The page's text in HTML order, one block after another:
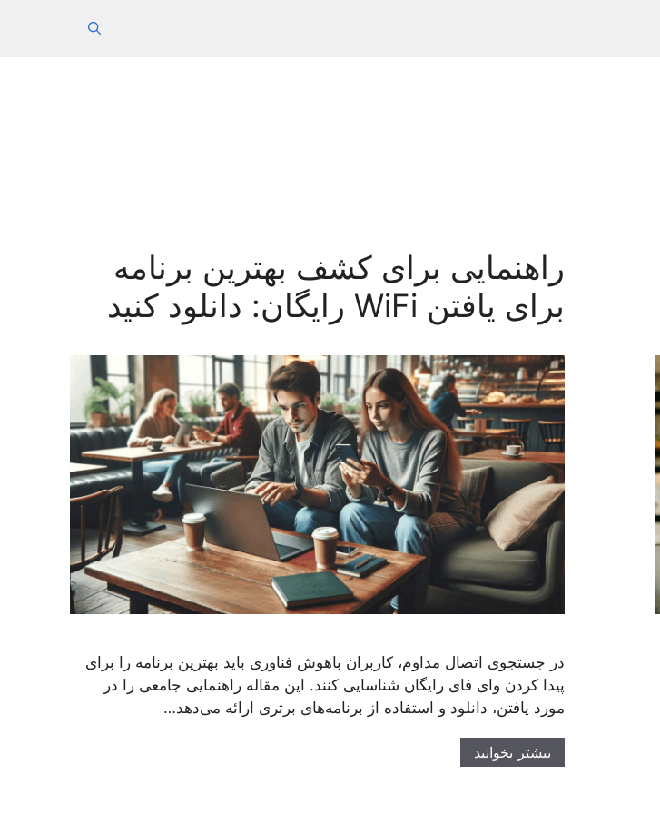
راهنمایی برای کشف بهترین برنامه
برای یافتن WiFi رایگان: دانلود کنید
در جستجوی اتصال مداوم، کاربران باهوش فناوری باید بهترین برنامه را برای
پیدا کردن وای فای رایگان شناسایی کنند. این مقاله راهنمایی جامعی را در
مورد یافتن، دانلود و استفاده از برنامه‌های برتری ارائه می‌دهد…
بیشتر بخوانید